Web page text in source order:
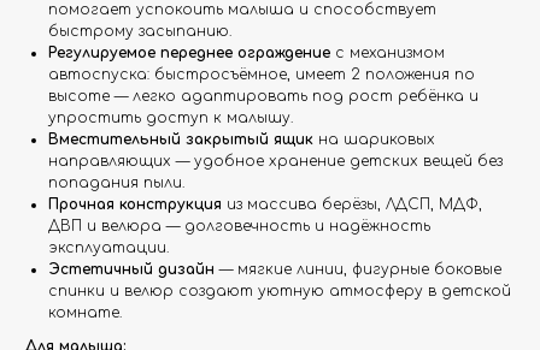
помогает успокоить малыша и способствует
быстрому засыпанию.
Регулируемое переднее ограждение с механизмом
автоспуска: быстросъёмное, имеет 2 положения по
высоте — легко адаптировать под рост ребёнка и
упростить доступ к малышу.
Вместительный закрытый ящик на шариковых
направляющих — удобное хранение детских вещей без
попадания пыли.
Прочная конструкция из массива берёзы, ЛДСП, МДФ,
ДВП и велюра — долговечность и надёжность
эксплуатации.
Эстетичный дизайн — мягкие линии, фигурные боковые
спинки и велюр создают уютную атмосферу в детской
комнате.
Для малыша: